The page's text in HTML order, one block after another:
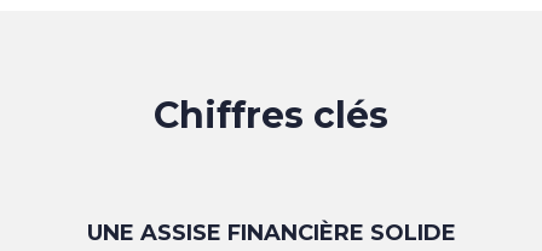
Chiffres clés
UNE ASSISE FINANCIÈRE SOLIDE